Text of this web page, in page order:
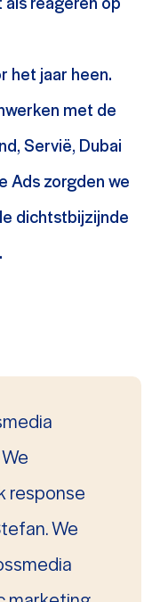
het jaar heen.
met de
Servië, Dubai
Ads zorgden we
dichtstbijzijnde
response
We